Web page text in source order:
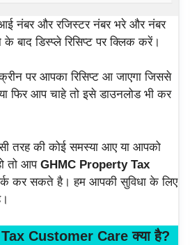
नंबर और रजिस्टर नंबर भरे और नंबर
बाद डिस्प्ले रिसिप्ट पर क्लिक करें।
पर आपका रिसिप्ट आ जाएगा जिससे
आप चाहे तो इसे डाउनलोड भी कर
तरह की कोई समस्या आए या आपको
तो आप GHMC Property Tax
कर सकते है। हम आपकी सुविधा के लिए
Customer Care क्या है?